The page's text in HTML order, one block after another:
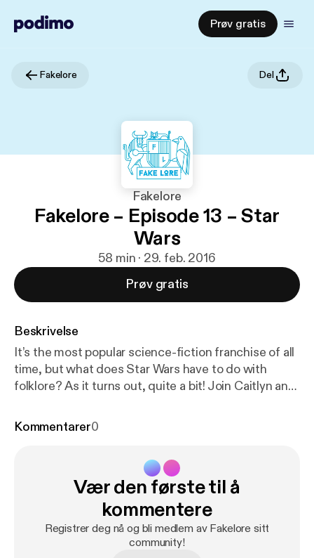
Prøv gratis
Fakelore Del
Fakelore
Fakelore – Episode 13 – Star
Wars
58 min · 29. feb. 2016
Prøv gratis
Beskrivelse
It’s the most popular science-fiction franchise of all
time, but what does Star Wars have to do with
folklore? As it turns out, quite a bit! Join Caitlyn and
favourite stories set a long time ago in a galaxy far,
Kommentarer0
Vær den første til å
kommentere
Registrer deg nå og bli medlem av Fakelore sitt
community!